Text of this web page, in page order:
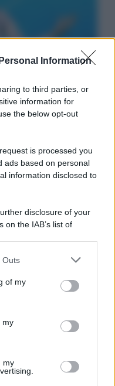
Information
to third parties, or
information for
the below opt-out
is processed you
ads based on personal
information disclosed to
disclosure of your
on the IAB’s list of
by us to third parties
one or more Google
including but
You may click to
its third-party tags to
Outs
of my
my
my